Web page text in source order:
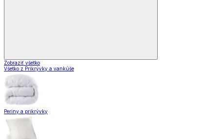
Zobraziť všetko
Všetko z Prikrývky a vankúše
Periny a prikrývky